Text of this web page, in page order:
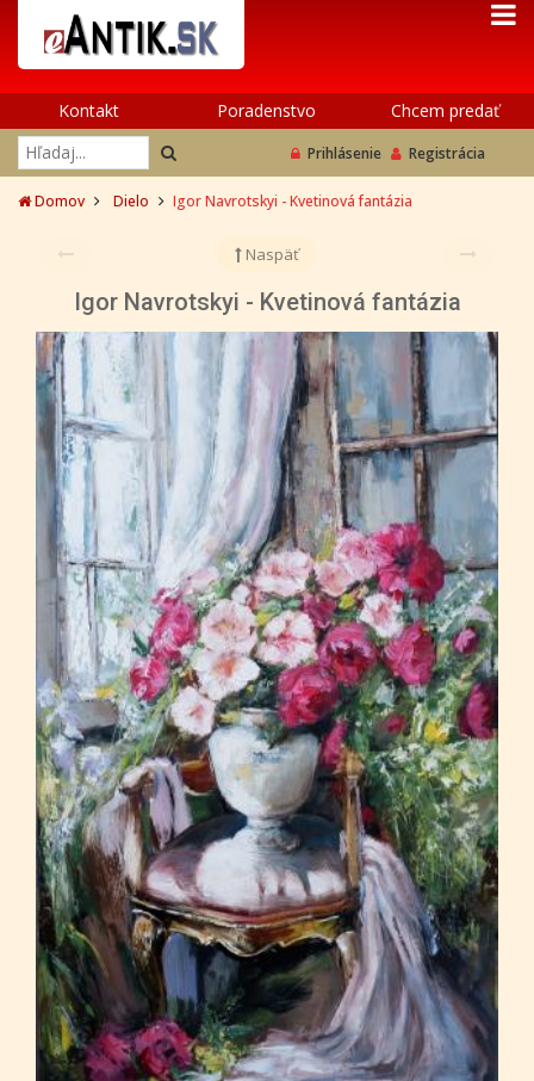
Kontakt Poradenstvo Chcem predať
Prihlásenie Registrácia
Domov Dielo Igor Navrotskyi - Kvetinová fantázia
Naspäť
Igor Navrotskyi - Kvetinová fantázia